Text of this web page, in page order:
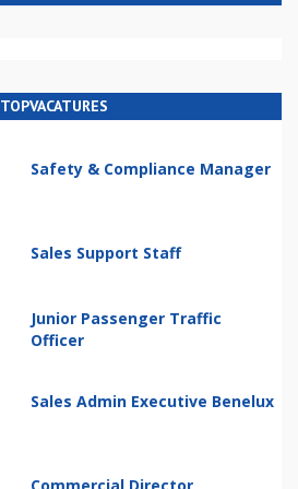
TOPVACATURES
Safety & Compliance Manager
Sales Support Staff
Junior Passenger Traffic
Officer
Sales Admin Executive Benelux